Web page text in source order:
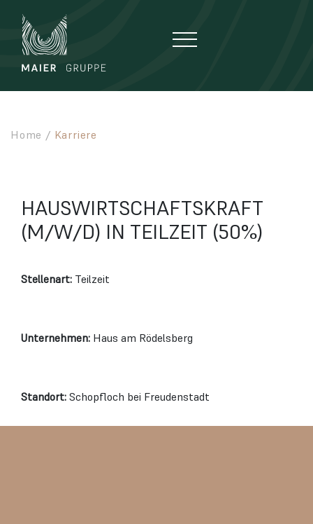
Home / Karriere
HAUSWIRTSCHAFTSKRAFT
(M/W/D) IN TEILZEIT (50%)
Stellenart: Teilzeit
Unternehmen: Haus am Rödelsberg
Standort: Schopfloch bei Freudenstadt